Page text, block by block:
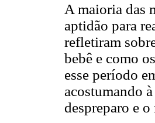
A maioria das
aptidão para
refletiram
bebê e como
esse período
acostumando
despreparo e o